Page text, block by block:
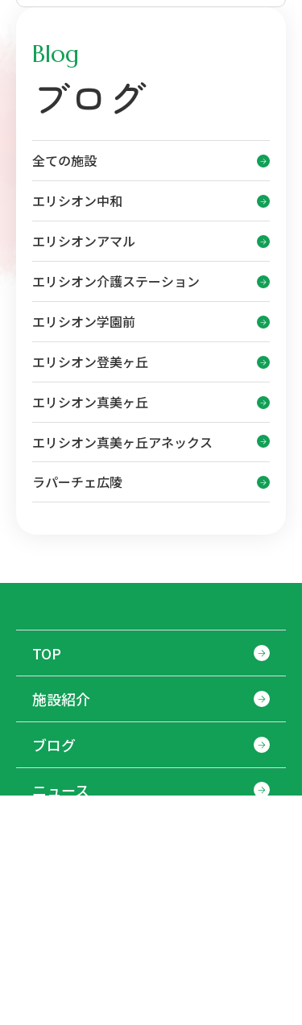
Blog
ブログ
全ての施設
エリシオン中和
エリシオンアマル
エリシオン介護ステーション
エリシオン学園前
エリシオン登美ヶ丘
エリシオン真美ヶ丘
エリシオン真美ヶ丘アネックス
ラパーチェ広陵
TOP
施設紹介
ブログ
ニュース